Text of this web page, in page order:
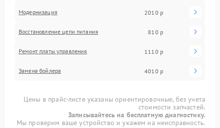
Модернизация 2010 р
Восстановление цепи питания 810 р
Ремонт платы управления 1110 р
Замена бойлера 4010 р
Цены в прайс-листе указаны ориентировочные, без учета
стоимости запчастей.
Записывайтесь на бесплатную диагностику.
Мы проверим ваше устройство и укажем на неисправность.